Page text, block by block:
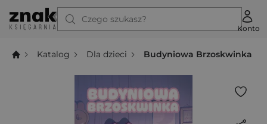
Czego szukasz?
Konto
Katalog Dla dzieci Budyniowa Brzoskwinka